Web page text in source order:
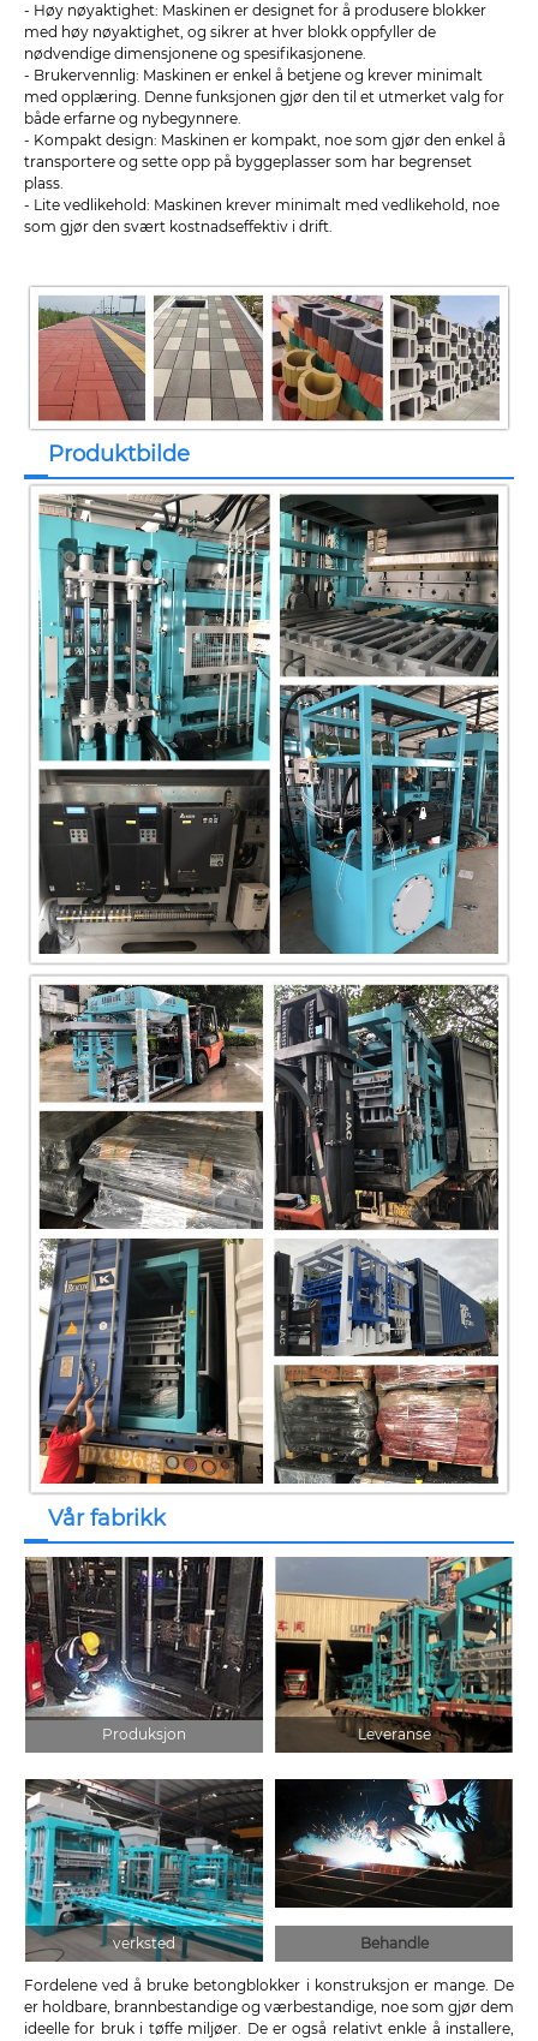
- Høy nøyaktighet: Maskinen er designet for å produsere blokker
med høy nøyaktighet, og sikrer at hver blokk oppfyller de
nødvendige dimensjonene og spesifikasjonene.
- Brukervennlig: Maskinen er enkel å betjene og krever minimalt
med opplæring. Denne funksjonen gjør den til et utmerket valg for
både erfarne og nybegynnere.
- Kompakt design: Maskinen er kompakt, noe som gjør den enkel å
transportere og sette opp på byggeplasser som har begrenset
plass.
- Lite vedlikehold: Maskinen krever minimalt med vedlikehold, noe
som gjør den svært kostnadseffektiv i drift.
Produktbilde
Vår fabrikk
Produksjon Leveranse
verksted Behandle
Fordelene ved å bruke betongblokker i konstruksjon er mange. De
er holdbare, brannbestandige og værbestandige, noe som gjør dem
ideelle for bruk i tøffe miljøer. De er også relativt enkle å installere,